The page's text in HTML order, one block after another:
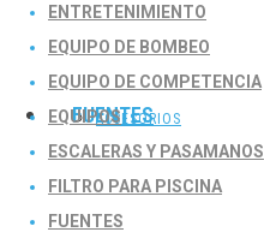
ACCESORIOS
FUENTES
ENTRETENIMIENTO
EQUIPO DE BOMBEO
EQUIPO DE COMPETENCIA
EQUIPOS
ESCALERAS Y PASAMANOS
FILTRO PARA PISCINA
FUENTES